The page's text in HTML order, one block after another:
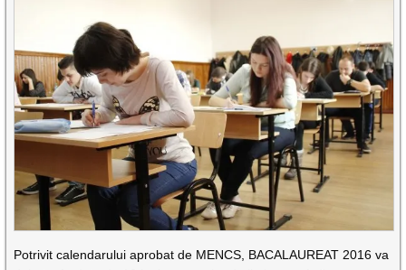
Potrivit calendarului aprobat de MENCS, BACALAUREAT 2016 va